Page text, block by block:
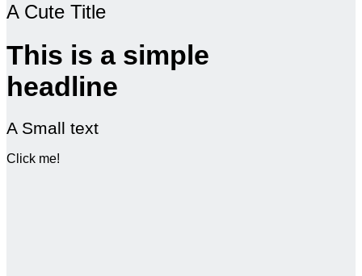
A Cute Title
This is a simple
headline
A Small text
Click me!